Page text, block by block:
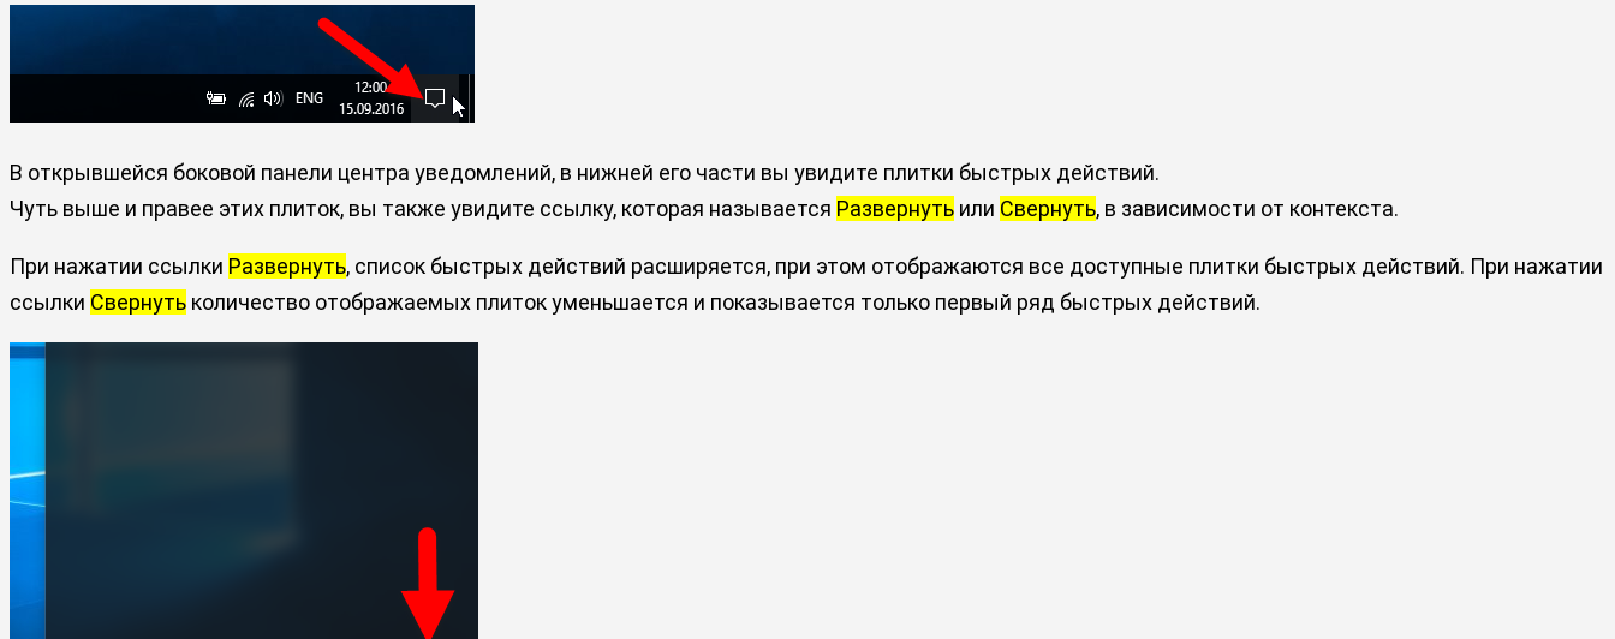
В открывшейся боковой панели центра уведомлений, в нижней его части вы увидите плитки быстрых действий.
Чуть выше и правее этих плиток, вы также увидите ссылку, которая называется Развернуть или Свернуть, в зависимости от контекста.
При нажатии ссылки Развернуть, список быстрых действий расширяется, при этом отображаются все доступные плитки быстрых действий. При нажатии
ссылки Свернуть количество отображаемых плиток уменьшается и показывается только первый ряд быстрых действий.